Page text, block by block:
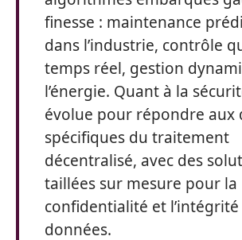
finesse : maintenance
dans l’industrie, contrôle
temps réel, gestion
l’énergie. Quant à la
évolue pour répondre aux
spécifiques du traitement
décentralisé, avec des
taillées sur mesure pour la
confidentialité et l’intégrité
données.